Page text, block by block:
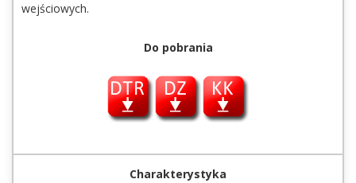
wejściowych.
Do pobrania
Charakterystyka